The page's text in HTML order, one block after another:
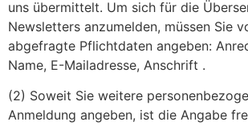
uns übermittelt. Um sich für die
Newsletters anzumelden, müssen Sie
abgefragte Pflichtdaten angeben:
Name, E-Mailadresse, Anschrift .
(2) Soweit Sie weitere
Anmeldung angeben, ist die Angabe